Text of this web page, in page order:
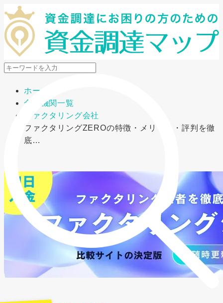
メニューを開閉
ホーム
金融機関一覧
ファクタリング会社
ファクタリングZEROの特徴・メリット・評判を徹
底…